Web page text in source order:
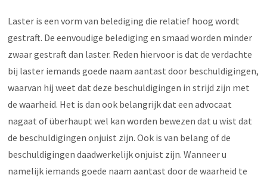
Laster is een vorm van belediging die relatief hoog wordt
gestraft. De eenvoudige belediging en smaad worden minder
zwaar gestraft dan laster. Reden hiervoor is dat de verdachte
bij laster iemands goede naam aantast door beschuldigingen,
waarvan hij weet dat deze beschuldigingen in strijd zijn met
de waarheid. Het is dan ook belangrijk dat een advocaat
nagaat of überhaupt wel kan worden bewezen dat u wist dat
de beschuldigingen onjuist zijn. Ook is van belang of de
beschuldigingen daadwerkelijk onjuist zijn. Wanneer u
namelijk iemands goede naam aantast door de waarheid te